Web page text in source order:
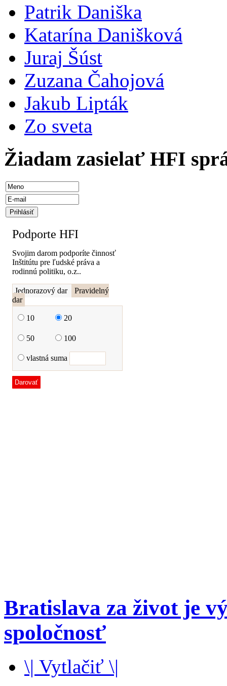
Patrik Daniška
Katarína Danišková
Juraj Šúst
Zuzana Čahojová
Jakub Lipták
Zo sveta
Žiadam zasielať HFI
Bratislava za život je
spoločnosť
\| Vytlačiť \|